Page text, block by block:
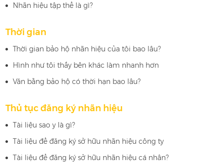
Nhãn hiệu tập thể là gì?
Thời gian
Thời gian bảo hộ nhãn hiệu của tôi bao lâu?
Hình như tôi thấy bên khác làm nhanh hơn
Văn bằng bảo hộ có thời hạn bao lâu?
Thủ tục đăng ký nhãn hiệu
Tài liệu sao y là gì?
Tài liệu để đăng ký sở hữu nhãn hiệu công ty
Tài liệu để đăng ký sở hữu nhãn hiệu cá nhân?